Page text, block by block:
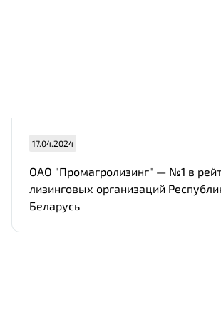
17.04.2024
ОАО "Промагролизинг" — №1 в
лизинговых организаций
Беларусь